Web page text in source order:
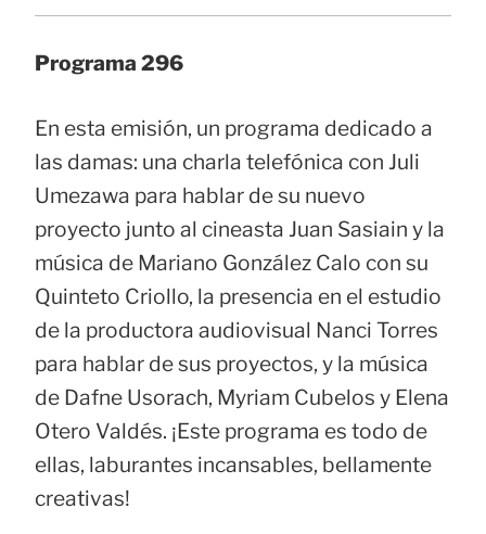
Programa 296
En esta emisión, un programa dedicado a
las damas: una charla telefónica con Juli
Umezawa para hablar de su nuevo
proyecto junto al cineasta Juan Sasiain y la
música de Mariano González Calo con su
Quinteto Criollo, la presencia en el estudio
de la productora audiovisual Nanci Torres
para hablar de sus proyectos, y la música
de Dafne Usorach, Myriam Cubelos y Elena
Otero Valdés. ¡Este programa es todo de
ellas, laburantes incansables, bellamente
creativas!